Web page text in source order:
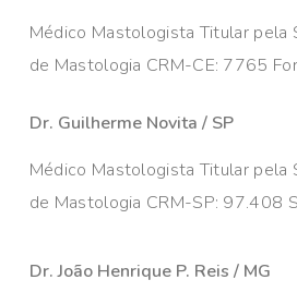
Médico Mastologista Titular pela
de Mastologia CRM-CE: 7765
Dr. Guilherme Novita / SP
Médico Mastologista Titular pela
de Mastologia CRM-SP: 97.408
Dr. João Henrique P. Reis / MG